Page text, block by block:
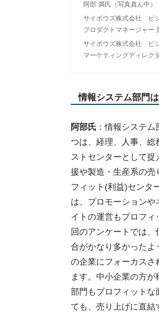
阿部 満氏（写真真ん中）
サイボウズ株式会社 ビ
プロダクトマネージャー
サイボウズ株式会社 ビ
マーケティングディレク
情報システム部門
阿部氏 ：情報システ
つは、経理、人事、総
ストセンターとして
援や製造・生産系の売
フィット(利益)センタ
は、プロモーションや
イトの運営もプロフ
回のアンケートでは
合がかなり多かったよ
の企業にフォーカスさ
ます。中小企業の方
部門もプロフィットな
ても、売り上げに直